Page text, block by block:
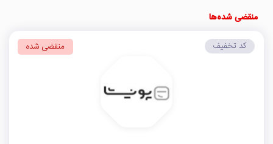
منقضی شده‌ها
کد تخفیف منقضی شده